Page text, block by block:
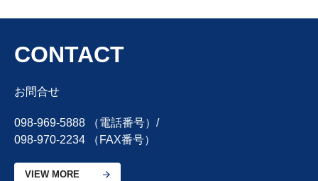
CONTACT
お問合せ
098-969-5888 （電話番号）/
098-970-2234 （FAX番号）
VIEW MORE